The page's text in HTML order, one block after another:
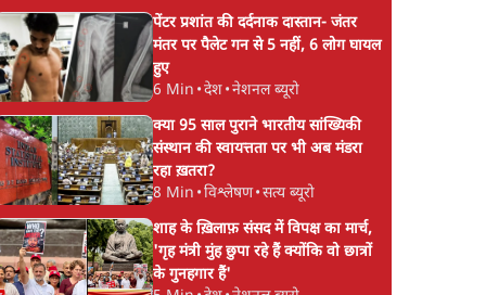
पेंटर प्रशांत की दर्दनाक दास्तान- जंतर
मंतर पर पैलेट गन से 5 नहीं, 6 लोग घायल
हुए
6 Min •देश•नेशनल ब्यूरो
क्या 95 साल पुराने भारतीय सांख्यिकी
संस्थान की स्वायत्तता पर भी अब मंडरा
रहा ख़तरा?
8 Min •विश्लेषण•सत्य ब्यूरो
शाह के ख़िलाफ़ संसद में विपक्ष का मार्च,
'गृह मंत्री मुंह छुपा रहे हैं क्योंकि वो छात्रों
के गुनहगार हैं'